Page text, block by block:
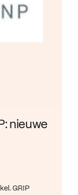
nieuwe
GRIP